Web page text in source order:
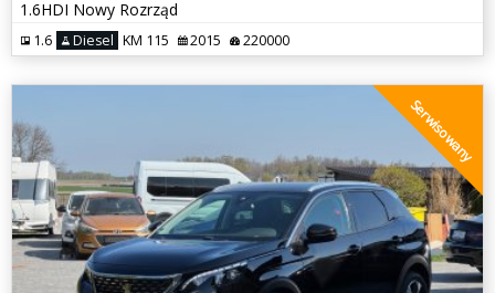
1.6HDI Nowy Rozrząd
1.6 Diesel KM 115 2015 220000
Serwisowany